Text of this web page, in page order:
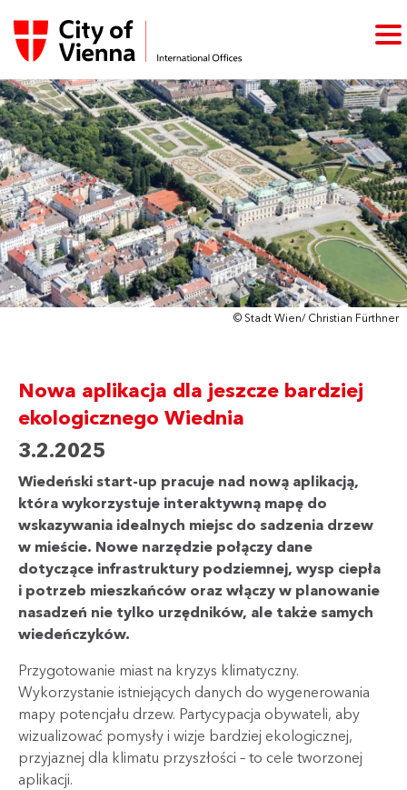
© Stadt Wien/ Christian Fürthner
Nowa aplikacja dla jeszcze bardziej
ekologicznego Wiednia
3.2.2025
Wiedeński start-up pracuje nad nową aplikacją,
która wykorzystuje interaktywną mapę do
wskazywania idealnych miejsc do sadzenia drzew
w mieście. Nowe narzędzie połączy dane
dotyczące infrastruktury podziemnej, wysp ciepła
i potrzeb mieszkańców oraz włączy w planowanie
nasadzeń nie tylko urzędników, ale także samych
wiedeńczyków.
Przygotowanie miast na kryzys klimatyczny.
Wykorzystanie istniejących danych do wygenerowania
mapy potencjału drzew. Partycypacja obywateli, aby
wizualizować pomysły i wizje bardziej ekologicznej,
przyjaznej dla klimatu przyszłości – to cele tworzonej
aplikacji.